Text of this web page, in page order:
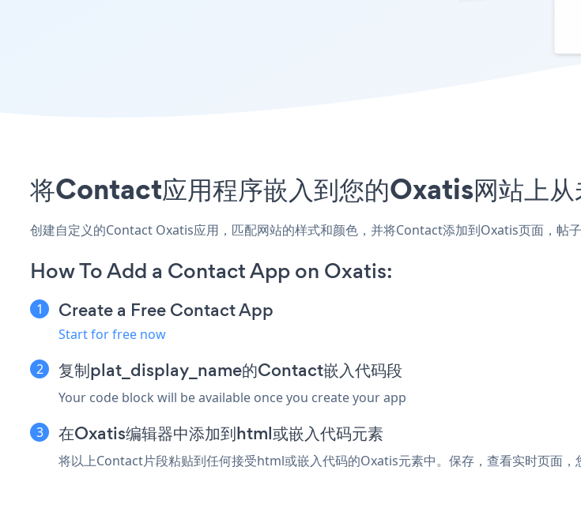
将Contact应用程序嵌入到您的Oxatis网站上从
创建自定义的Contact Oxatis应用，匹配网站的样式和颜色，并将Contact添加到Oxatis页面，帖
How To Add a Contact App on Oxatis:
Create a Free Contact App
Start for free now
复制plat_display_name的Contact嵌入代码段
Your code block will be available once you create your app
在Oxatis编辑器中添加到html或嵌入代码元素
将以上Contact片段粘贴到任何接受html或嵌入代码的Oxatis元素中。保存，查看实时页面，